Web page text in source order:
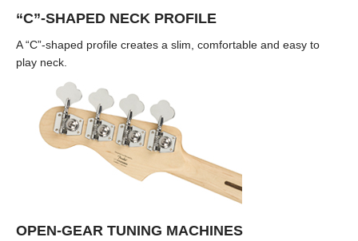
“C”-SHAPED NECK PROFILE
A “C”-shaped profile creates a slim, comfortable and easy to
play neck.
OPEN-GEAR TUNING MACHINES